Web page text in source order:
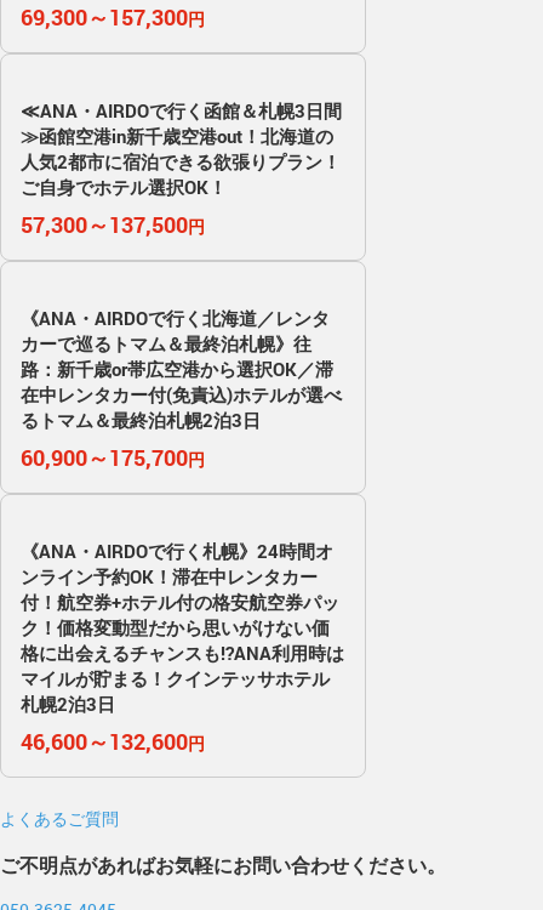
69,300～157,300円
≪ANA・AIRDOで行く函館＆札幌3日間
≫函館空港in新千歳空港out！北海道の
人気2都市に宿泊できる欲張りプラン！
ご自身でホテル選択OK！
57,300～137,500円
《ANA・AIRDOで行く北海道／レンタ
カーで巡るトマム＆最終泊札幌》往
路：新千歳or帯広空港から選択OK／滞
在中レンタカー付(免責込)ホテルが選べ
るトマム＆最終泊札幌2泊3日
60,900～175,700円
《ANA・AIRDOで行く札幌》24時間オ
ンライン予約OK！滞在中レンタカー
付！航空券+ホテル付の格安航空券パッ
ク！価格変動型だから思いがけない価
格に出会えるチャンスも!?ANA利用時は
マイルが貯まる！クインテッサホテル
札幌2泊3日
46,600～132,600円
よくあるご質問
ご不明点があればお気軽にお問い合わせください。